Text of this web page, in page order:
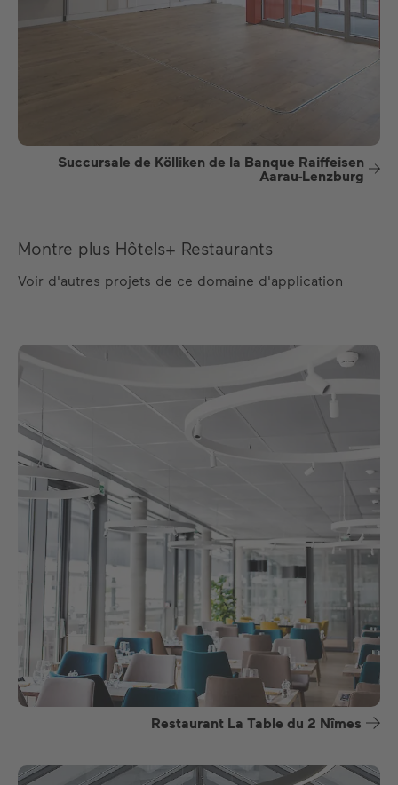
Succursale de Kölliken de la Banque Raiffeisen
Aarau-Lenzburg
Montre plus Hôtels+ Restaurants
Voir d'autres projets de ce domaine d'application
Restaurant La Table du 2 Nîmes